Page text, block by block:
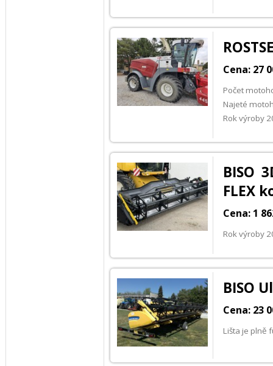
Cena: 27
Počet
Najeté
Rok výroby
BISO
FLEX
Cena: 1
Rok výroby
BISO
Cena: 23
Lišta je plně